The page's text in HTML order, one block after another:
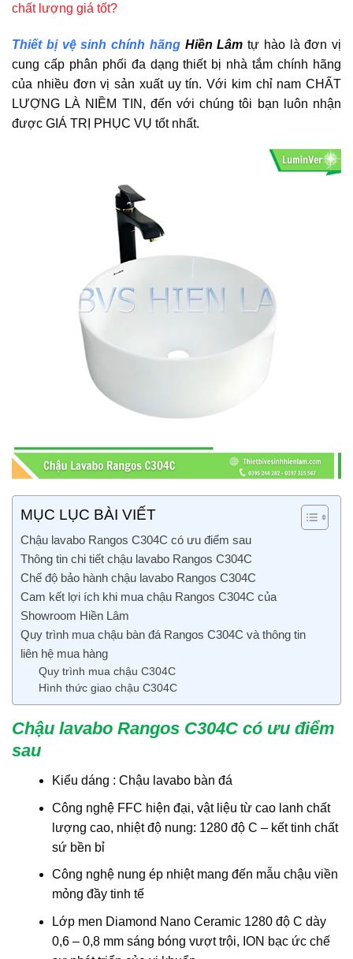
chất lượng giá tốt?
Thiết bị vệ sinh chính hãng Hiền Lâm tự hào là đơn vị
cung cấp phân phối đa dạng thiết bị nhà tắm chính hãng
của nhiều đơn vị sản xuất uy tín. Với kim chỉ nam CHẤT
LƯỢNG LÀ NIỀM TIN, đến với chúng tôi bạn luôn nhận
được GIÁ TRỊ PHỤC VỤ tốt nhất.
MỤC LỤC BÀI VIẾT
Chậu lavabo Rangos C304C có ưu điểm sau
Thông tin chi tiết chậu lavabo Rangos C304C
Chế độ bảo hành chậu lavabo Rangos C304C
Cam kết lợi ích khi mua chậu Rangos C304C của
Showroom Hiền Lâm
Quy trình mua chậu bàn đá Rangos C304C và thông tin
liên hệ mua hàng
Quy trình mua chậu C304C
Hình thức giao chậu C304C
Chậu lavabo Rangos C304C có ưu điểm
sau
Kiểu dáng : Chậu lavabo bàn đá
Công nghệ FFC hiện đại, vật liệu từ cao lanh chất
lượng cao, nhiệt độ nung: 1280 độ C – kết tinh chất
sứ bền bỉ
Công nghệ nung ép nhiệt mang đến mẫu chậu viền
mỏng đầy tinh tế
Lớp men Diamond Nano Ceramic 1280 độ C dày
0,6 – 0,8 mm sáng bóng vượt trội, ION bạc ức chế